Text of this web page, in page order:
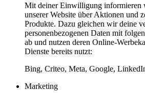
Mit deiner Einwilligung informieren
unserer Website über Aktionen und
Produkte. Dazu gleichen wir deine
personenbezogenen Daten mit
ab und nutzen deren Online-
Dienste bereits nutzt:
Bing, Criteo, Meta, Google,
Marketing